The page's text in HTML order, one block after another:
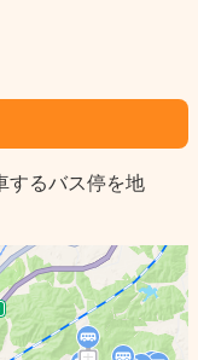
するバス停を地